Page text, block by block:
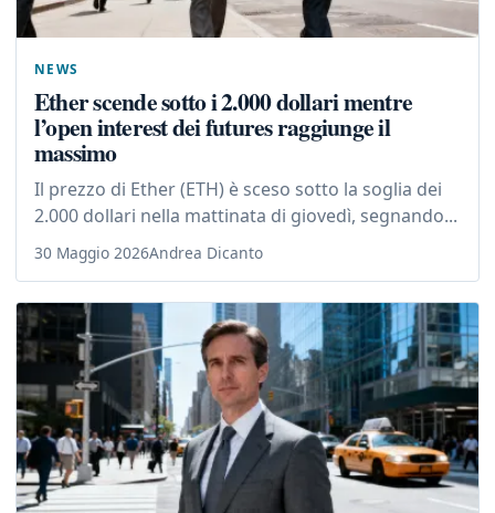
NEWS
Ether scende sotto i 2.000 dollari mentre
l’open interest dei futures raggiunge il
massimo
Il prezzo di Ether (ETH) è sceso sotto la soglia dei
2.000 dollari nella mattinata di giovedì, segnando...
30 Maggio 2026Andrea Dicanto